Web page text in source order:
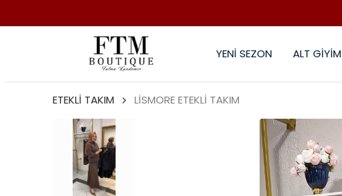
YENİ SEZON ALT GİYİM
ETEKLİ TAKIM LİSMORE ETEKLİ TAKIM